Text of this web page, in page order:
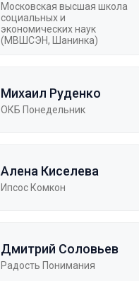
Московская высшая школа
социальных и
экономических наук
(МВШСЭН, Шанинка)
Михаил Руденко
ОКБ Понедельник
Алена Киселева
Ипсос Комкон
Дмитрий Соловьев
Радость Понимания